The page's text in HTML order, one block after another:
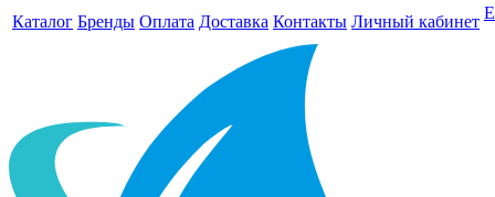
Каталог Бренды Оплата Доставка Контакты Личный кабинет